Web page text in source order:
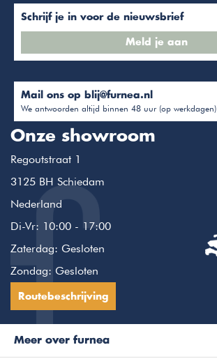
Schrijf je in voor de nieuwsbrief
Meld je aan
Mail ons op blij@furnea.nl
We antwoorden altijd binnen 48 uur (op werkdagen).
Onze showroom
Regoutstraat 1
3125 BH Schiedam
Nederland
Di-Vr: 10:00 - 17:00
Zaterdag: Gesloten
Zondag: Gesloten
Routebeschrijving
Meer over furnea